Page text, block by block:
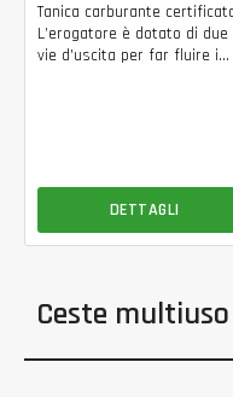
Tanica carburante
L’erogatore è dotato di due
vie d’uscita per far fluire i...
DETTAGLI
Ceste multiuso